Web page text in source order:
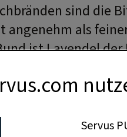
sind die
als
ist Lavendel
Servus